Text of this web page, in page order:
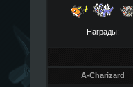
Награды:
A-Charizard